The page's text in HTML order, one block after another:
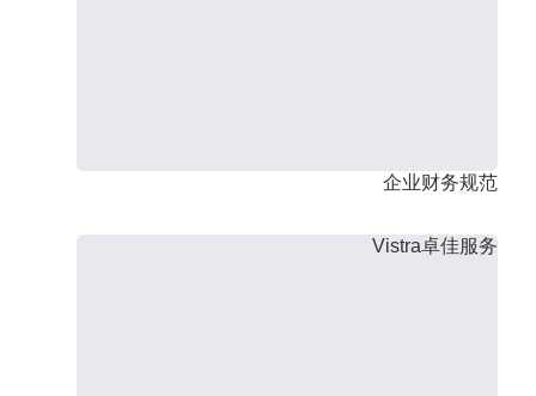
企业财务规范
Vistra卓佳服务